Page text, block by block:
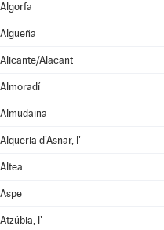
Algorfa
Algueña
Alicante/Alacant
Almoradí
Almudaina
Alqueria d'Asnar, l'
Altea
Aspe
Atzúbia, l'